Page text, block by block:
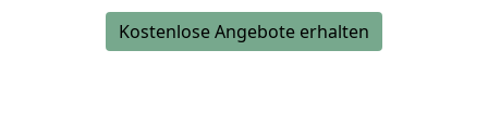
Kostenlose Angebote erhalten